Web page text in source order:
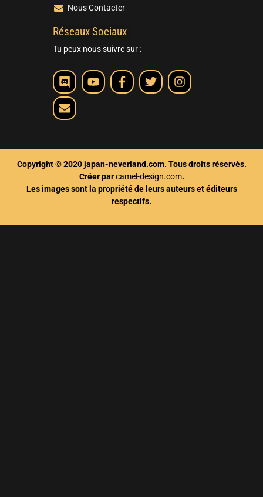
Nous Contacter
Réseaux Sociaux
Tu peux nous suivre sur :
Copyright © 2020 japan-neverland.com. Tous droits réservés.
Créer parcamel-design.com.
Les images sont la propriété de leurs auteurs et éditeurs
respectifs.